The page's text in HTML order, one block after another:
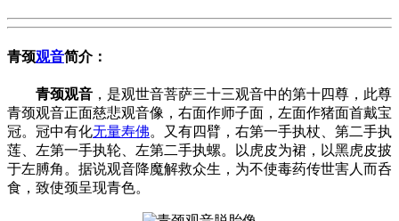
青颈观音简介：
青颈观音 ，是观世音菩萨三十三观音中的第十四尊，此尊
青颈观音正面慈悲观音像，右面作师子面，左面作猪面首戴宝
冠。冠中有化无量寿佛。又有四臂，右第一手执杖、第二手执
莲、左第一手执轮、左第二手执螺。以虎皮为裙，以黑虎皮披
于左膊角。据说观音降魔解救众生，为不使毒药传世害人而呑
食，致使颈呈现青色。